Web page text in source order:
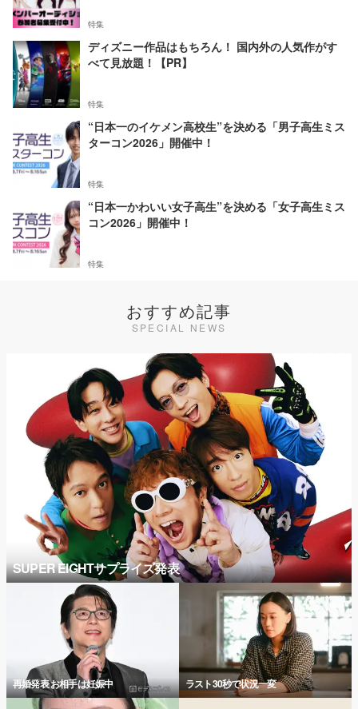
特集
ディズニー作品はもちろん！ 国内外の人気作がす
べて見放題！【PR】
特集
“日本一のイケメン高校生”を決める「男子高生ミス
ターコン2026」開催中！
特集
“日本一かわいい女子高生”を決める「女子高生ミス
コン2026」開催中！
特集
おすすめ記事
SPECIAL NEWS
SUPER EIGHTサプライズ発表
再婚発表 お相手は妊娠中 ラスト30秒で状況一変